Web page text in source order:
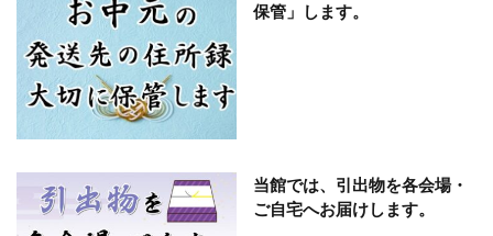
保管」します。
当館では、引出物を各会場・
ご自宅へお届けします。